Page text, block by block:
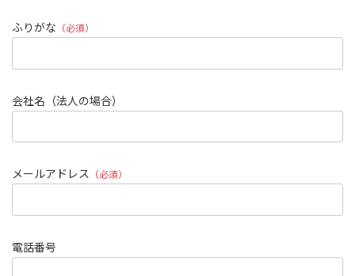
ふりがな （必須）
会社名（法人の場合）
メールアドレス （必須）
電話番号